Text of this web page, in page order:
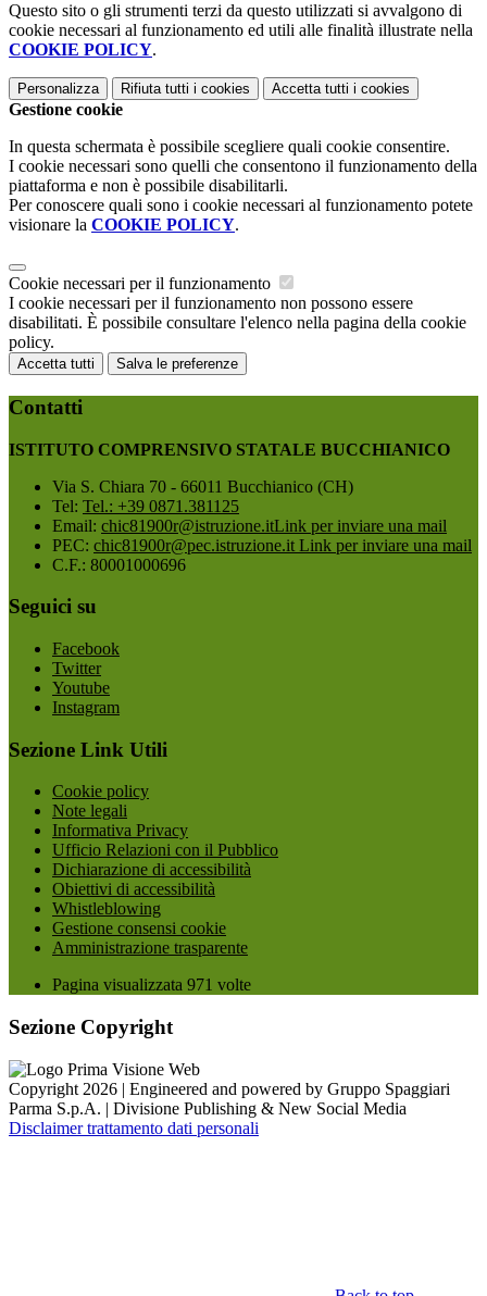
Questo sito o gli strumenti terzi da questo utilizzati si avvalgono di
cookie necessari al funzionamento ed utili alle finalità illustrate nella
COOKIE POLICY.
Personalizza Rifiuta tutti i cookies Accetta tutti i cookies
Gestione cookie
In questa schermata è possibile scegliere quali cookie consentire.
I cookie necessari sono quelli che consentono il funzionamento della
piattaforma e non è possibile disabilitarli.
Per conoscere quali sono i cookie necessari al funzionamento potete
visionare la COOKIE POLICY.
Cookie necessari per il funzionamento
I cookie necessari per il funzionamento non possono essere
disabilitati. È possibile consultare l'elenco nella pagina della cookie
policy.
Accetta tutti Salva le preferenze
Contatti
ISTITUTO COMPRENSIVO STATALE BUCCHIANICO
Via S. Chiara 70 - 66011 Bucchianico (CH)
Tel: Tel.: +39 0871.381125
Email: chic81900r@istruzione.itLink per inviare una mail
PEC: chic81900r@pec.istruzione.it Link per inviare una mail
C.F.: 80001000696
Seguici su
Facebook
Twitter
Youtube
Instagram
Sezione Link Utili
Cookie policy
Note legali
Informativa Privacy
Ufficio Relazioni con il Pubblico
Dichiarazione di accessibilità
Obiettivi di accessibilità
Whistleblowing
Gestione consensi cookie
Amministrazione trasparente
Pagina visualizzata 971 volte
Sezione Copyright
Copyright 2026 | Engineered and powered by Gruppo Spaggiari
Parma S.p.A. | Divisione Publishing & New Social Media
Disclaimer trattamento dati personali